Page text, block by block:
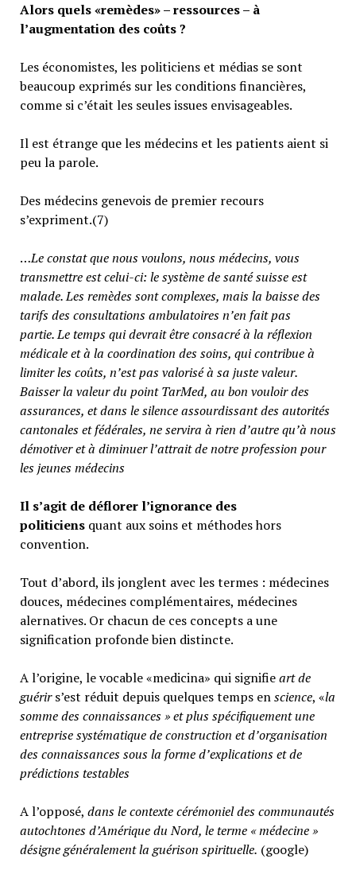
Alors quels «remèdes» – ressources – à
l’augmentation des coûts ?
Les économistes, les politiciens et médias se sont
beaucoup exprimés sur les conditions financières,
comme si c’était les seules issues envisageables.
Il est étrange que les médecins et les patients aient si
peu la parole.
Des médecins genevois de premier recours
s’expriment.(7)
…Le constat que nous voulons, nous médecins, vous
transmettre est celui-ci: le système de santé suisse est
malade. Les remèdes sont complexes, mais la baisse des
tarifs des consultations ambulatoires n’en fait pas
partie.Le temps qui devrait être consacré à la réflexion
médicale et à la coordination des soins, qui contribue à
limiter les coûts, n’est pas valorisé à sa juste valeur.
Baisser la valeur du point TarMed, au bon vouloir des
assurances, et dans le silence assourdissant des autorités
cantonales et fédérales, ne servira à rien d’autre qu’à nous
démotiver et à diminuer l’attrait de notre profession pour
les jeunes médecins
Il s’agit de déflorer l’ignorance des
politiciensquant aux soins et méthodes hors
convention.
Tout d’abord, ils jonglent avec les termes : médecines
douces, médecines complémentaires, médecines
alernatives. Or chacun de ces concepts a une
signification profonde bien distincte.
A l’origine, le vocable «medicina» qui signifieart de
guérirs’est réduit depuis quelques temps enscience, «la
somme des connaissances » et plus spécifiquement une
entreprise systématique de construction et d’organisation
des connaissances sous la forme d’explications et de
prédictions testables
A l’opposé, dans le contexte cérémoniel des communautés
autochtones d’Amérique du Nord, le terme « médecine »
désigne généralementla guérison spirituelle. (google)